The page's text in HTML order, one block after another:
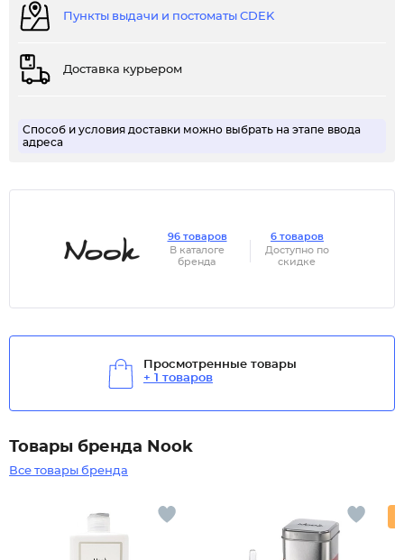
Пункты выдачи и постоматы CDEK
Доставка курьером
Способ и условия доставки можно выбрать на этапе ввода
адреса
96 товаров
В каталоге
бренда
6 товаров
Доступно по
скидке
Просмотренные товары
+ 1 товаров
Товары бренда Nook
Все товары бренда